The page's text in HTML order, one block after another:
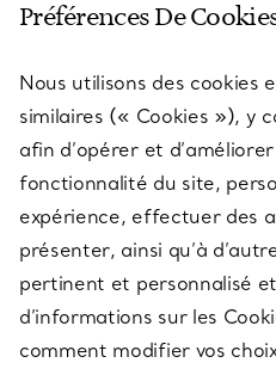
SERVICES
À PROPOS
QUESTIONS LÉGALES
Préférences De
Nous utilisons des cookies
similaires (« Cookies »), y
afin d’opérer et
fonctionnalité du site,
expérience, effectuer des
présenter, ainsi qu’à
pertinent et personnalisé
d’informations sur les
comment modifier vos